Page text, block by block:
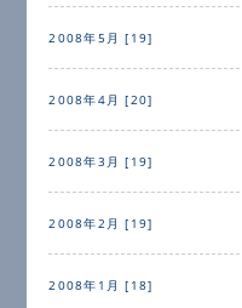
2008年5月 [19]
2008年4月 [20]
2008年3月 [19]
2008年2月 [19]
2008年1月 [18]